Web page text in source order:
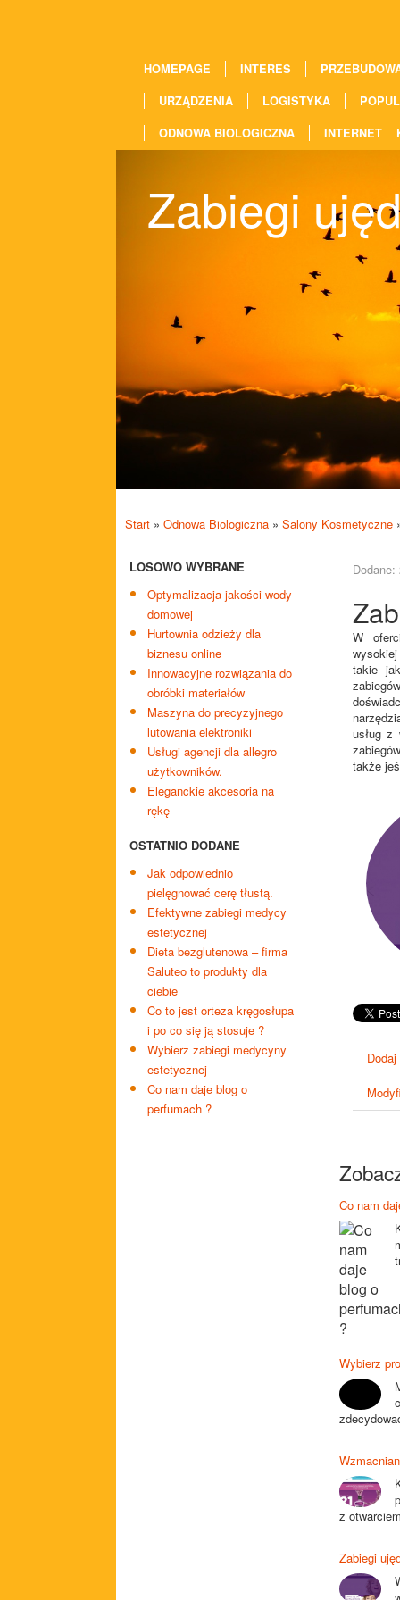
HOMEPAGE INTERES
URZĄDZENIA
LOGISTYKA
ODNOWA BIOLOGICZNA
INTERNET
Zabiegi
Start » Odnowa Biologiczna » Salony Kosmetyczne
LOSOWO WYBRANE
Optymalizacja jakości wody
domowej
Hurtownia odzieży dla
biznesu online
Innowacyjne rozwiązania do
obróbki materiałów
Maszyna do precyzyjnego
lutowania elektroniki
Usługi agencji dla allegro
użytkowników.
Eleganckie akcesoria na
rękę
OSTATNIO DODANE
Jak odpowiednio
pielęgnować cerę tłustą.
Efektywne zabiegi medycy
estetycznej
Dieta bezglutenowa – firma
Saluteo to produkty dla
ciebie
Co to jest orteza kręgosłupa
i po co się ją stosuje ?
Wybierz zabiegi medycyny
estetycznej
Co nam daje blog o
perfumach ?
Dodane:
W
takie
usług z
także
Co nam
Wybierz
z
Zabiegi